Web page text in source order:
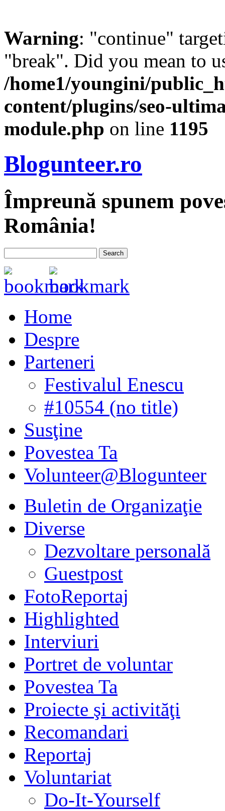
Warning: "continue"
"break". Did you mean to
/home1/youngini/
content/plugins/seo-
module.php on line 1195
Blogunteer.ro
Împreună spunem
România!
Home
Despre
Parteneri
Festivalul Enescu
#10554 (no title)
Susţine
Povestea Ta
Volunteer@Blogunteer
Buletin de Organizaţie
Diverse
Dezvoltare personală
Guestpost
FotoReportaj
Highlighted
Interviuri
Portret de voluntar
Povestea Ta
Proiecte şi activităţi
Recomandari
Reportaj
Voluntariat
Do-It-Yourself